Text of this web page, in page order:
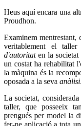
Heus aquí encara una
Proudhon.
Examinem
veritablement el
d'autoritaten la societat
un costat ha rehabilitat
la màquina és la
oposada a la seva anàlisi.
La societat,
taller, que posseeix
prengués per model la
fer-ne aplicació a tota